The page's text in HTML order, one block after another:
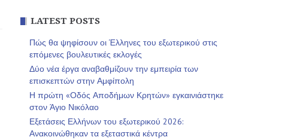
LATEST POSTS
Πώς θα ψηφίσουν οι Έλληνες του εξωτερικού στις
επόμενες βουλευτικές εκλογές
Δύο νέα έργα αναβαθμίζουν την εμπειρία των
επισκεπτών στην Αμφίπολη
Η πρώτη «Οδός Αποδήμων Κρητών» εγκαινιάστηκε
στον Άγιο Νικόλαο
Εξετάσεις Ελλήνων του εξωτερικού 2026:
Ανακοινώθηκαν τα εξεταστικά κέντρα